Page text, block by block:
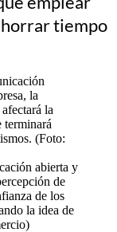
tiempo
abierta y
de
de los
la idea de